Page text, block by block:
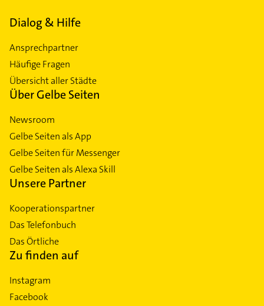
Dialog & Hilfe
Ansprechpartner
Häufige Fragen
Übersicht aller Städte
Über Gelbe Seiten
Newsroom
Gelbe Seiten als App
Gelbe Seiten für Messenger
Gelbe Seiten als Alexa Skill
Unsere Partner
Kooperationspartner
Das Telefonbuch
Das Örtliche
Zu finden auf
Instagram
Facebook